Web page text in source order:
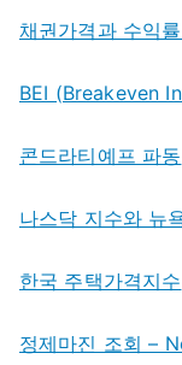
채권가격과 수익
BEI (Breakeven
콘드라티예프 파동
나스닥 지수와 뉴
한국 주택가격지수
정제마진 조회 –